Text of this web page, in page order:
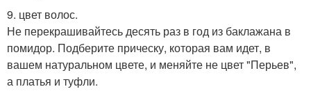
9. цвет волос.
Не перекрашивайтесь десять раз в год из баклажана в
помидор. Подберите прическу, которая вам идет, в
вашем натуральном цвете, и меняйте не цвет "Перьев",
а платья и туфли.